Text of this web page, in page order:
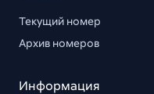
Текущий номер
Архив номеров
Информация